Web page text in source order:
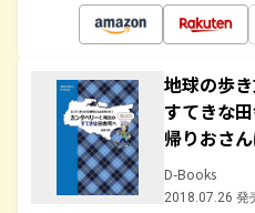
地球の歩
すてきな
帰りおさ
D-Books
2018.07.26 発